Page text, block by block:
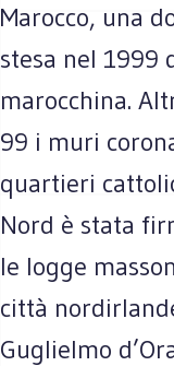
Marocco, una
stesa nel 1999
marocchina.
99 i muri
quartieri
Nord è stata
le logge
città
Guglielmo